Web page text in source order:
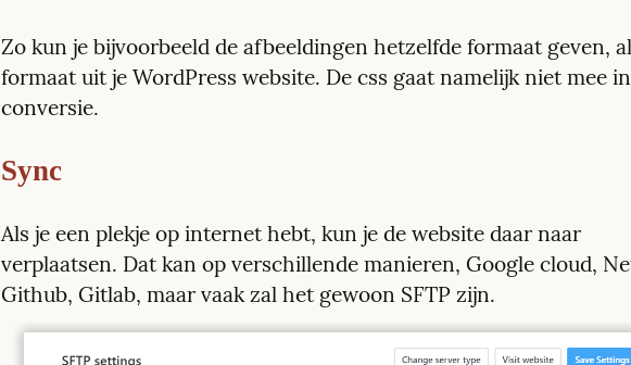
Zo kun je bijvoorbeeld de afbeeldingen hetzelfde formaat geven,
formaat uit je WordPress website. De css gaat namelijk niet mee
conversie.
Sync
Als je een plekje op internet hebt, kun je de website daar naar
verplaatsen. Dat kan op verschillende manieren, Google cloud,